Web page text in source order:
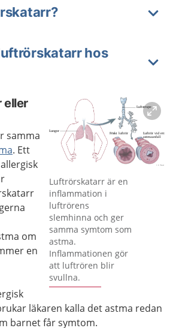
hos
Förstora bilden
Luftrörskatarr är en
inflammation i
luftrörens
slemhinna och ger
samma symtom som
astma.
Inflammationen gör
att luftrören blir
svullna.
eller
samma
. Ett
om
en
läkaren kalla det astma redan
barnet får symtom.